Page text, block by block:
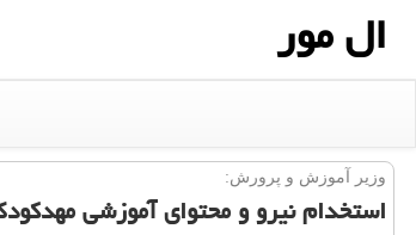
ال مور
وزیر آموزش و پرورش:
استخدام نیرو و محتوای آموزشی